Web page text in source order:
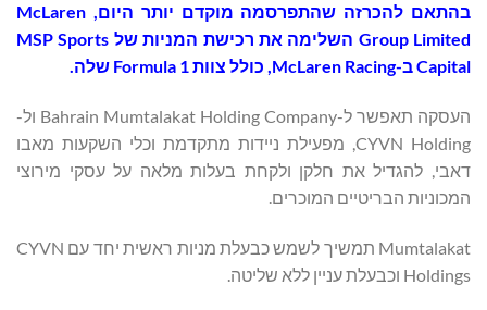
בהתאם להכרזה שהתפרסמה מוקדם יותר היום, McLaren
Group Limited השלימה את רכישת המניות של MSP Sports
Capital ב-McLaren Racing, כולל צוות Formula 1 שלה.
העסקה תאפשר ל-Bahrain Mumtalakat Holding Company ול-
CYVN Holding, מפעילת ניידות מתקדמת וכלי השקעות מאבו
דאבי, להגדיל את חלקן ולקחת בעלות מלאה על עסקי מירוצי
המכוניות הבריטיים המוכרים.
Mumtalakat תמשיך לשמש כבעלת מניות ראשית יחד עם CYVN
Holdings וכבעלת עניין ללא שליטה.